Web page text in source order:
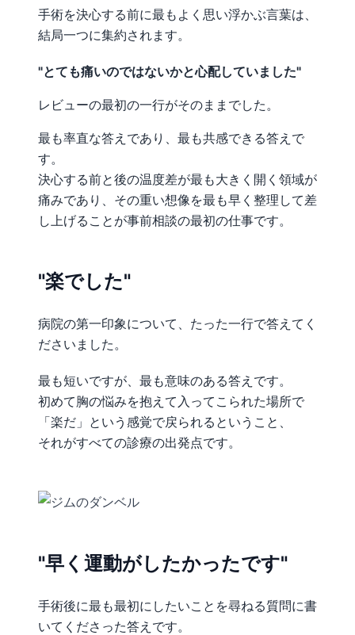
手術を決心する前に最もよく思い浮かぶ言葉は、
結局一つに集約されます。
"とても痛いのではないかと心配していました"
レビューの最初の一行がそのままでした。
最も率直な答えであり、最も共感できる答えで
す。
決心する前と後の温度差が最も大きく開く領域が
痛みであり、その重い想像を最も早く整理して差
し上げることが事前相談の最初の仕事です。
"楽でした"
病院の第一印象について、たった一行で答えてく
ださいました。
最も短いですが、最も意味のある答えです。
初めて胸の悩みを抱えて入ってこられた場所で
「楽だ」という感覚で戻られるということ、
それがすべての診療の出発点です。
"早く運動がしたかったです"
手術後に最も最初にしたいことを尋ねる質問に書
いてくださった答えです。